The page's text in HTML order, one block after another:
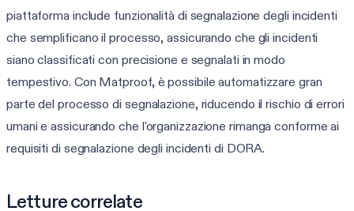
piattaforma include funzionalità di segnalazione degli incidenti
che semplificano il processo, assicurando che gli incidenti
siano classificati con precisione e segnalati in modo
tempestivo. Con Matproof, è possibile automatizzare gran
parte del processo di segnalazione, riducendo il rischio di errori
umani e assicurando che l'organizzazione rimanga conforme ai
requisiti di segnalazione degli incidenti di DORA.
Letture correlate